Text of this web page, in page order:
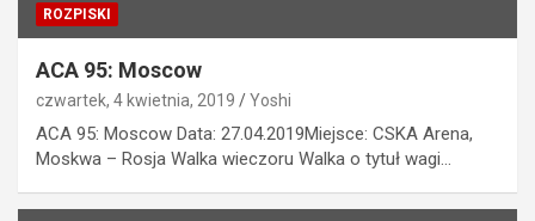
ROZPISKI
ACA 95: Moscow
czwartek, 4 kwietnia, 2019 Yoshi
ACA 95: Moscow Data: 27.04.2019Miejsce: CSKA Arena,
Moskwa – Rosja Walka wieczoru Walka o tytuł wagi…